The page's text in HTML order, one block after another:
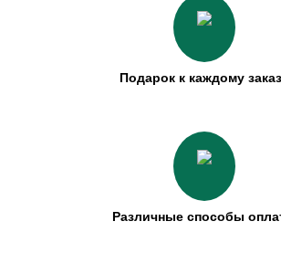
Подарок к каждому
Различные способы